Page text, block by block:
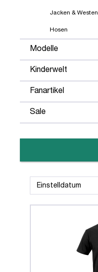
Jacken & Westen
Hosen
Modelle
Kinderwelt
Fanartikel
Sale